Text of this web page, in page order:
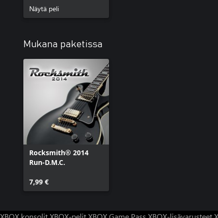
Näytä peli
Mukana paketissa
Rocksmith® 2014
Run-D.M.C.
7,99 €